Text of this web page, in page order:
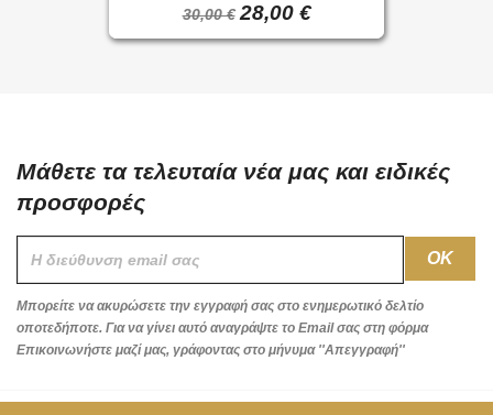
30,00 € 28,00 €
Μάθετε τα τελευταία νέα μας και ειδικές
προσφορές
Μπορείτε να ακυρώσετε την εγγραφή σας στο ενημερωτικό δελτίο
οποτεδήποτε. Για να γίνει αυτό αναγράψτε το Email σας στη φόρμα
Επικοινωνήστε μαζί μας, γράφοντας στο μήνυμα ''Απεγγραφή''